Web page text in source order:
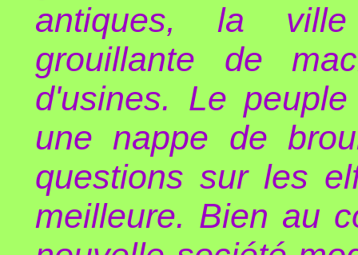
antiques, la ville
grouillante de
d'usines. Le
une nappe de
questions sur les
meilleure. Bien au